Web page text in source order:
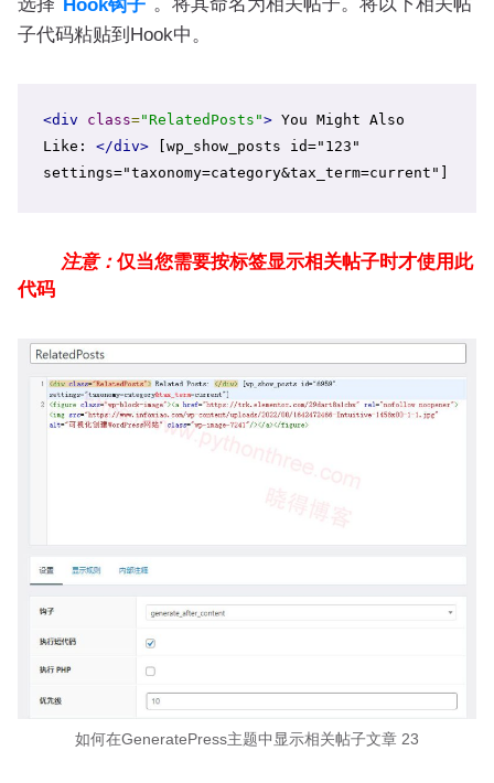
Hook钩子
子代码粘贴到Hook中。
<div class="RelatedPosts"> You Might Also
Like: </div> [wp_show_posts id="123"
settings="taxonomy=category&tax_term=current"]
注意： 仅当您需要按标签显示相关帖子时才使用此
代码
如何在GeneratePress主题中显示相关帖子文章 23